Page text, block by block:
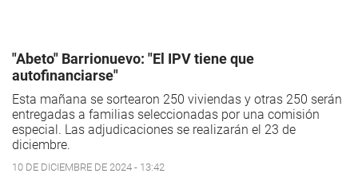
"Abeto" Barrionuevo: "El IPV tiene que
autofinanciarse"
Esta mañana se sortearon 250 viviendas y otras 250 serán
entregadas a familias seleccionadas por una comisión
especial. Las adjudicaciones se realizarán el 23 de
diciembre.
10 DE DICIEMBRE DE 2024 - 13:42